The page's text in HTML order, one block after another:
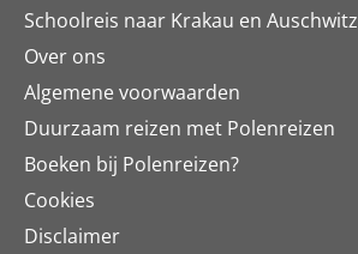
Schoolreis naar Krakau en Auschwitz
Over ons
Algemene voorwaarden
Duurzaam reizen met Polenreizen
Boeken bij Polenreizen?
Cookies
Disclaimer